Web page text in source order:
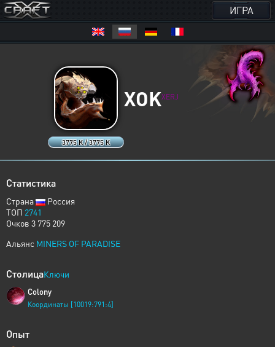
ИГРА
3775 K / 3775 K
XOKXERJ
Статистика
Страна
Россия
ТОП 2741
Очков 3 775 209
Альянс MINERS OF PARADISE
СтолицаКлючи
Colony
Координаты [10019:791:4]
Опыт